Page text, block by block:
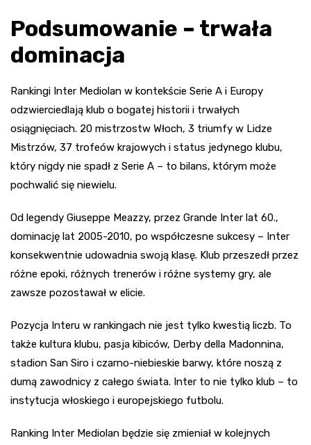
Podsumowanie – trwała
dominacja
Rankingi Inter Mediolan w kontekście Serie A i Europy
odzwierciedlają klub o bogatej historii i trwałych
osiągnięciach. 20 mistrzostw Włoch, 3 triumfy w Lidze
Mistrzów, 37 trofeów krajowych i status jedynego klubu,
który nigdy nie spadł z Serie A – to bilans, którym może
pochwalić się niewielu.
Od legendy Giuseppe Meazzy, przez Grande Inter lat 60.,
dominację lat 2005-2010, po współczesne sukcesy – Inter
konsekwentnie udowadnia swoją klasę. Klub przeszedł przez
różne epoki, różnych trenerów i różne systemy gry, ale
zawsze pozostawał w elicie.
Pozycja Interu w rankingach nie jest tylko kwestią liczb. To
także kultura klubu, pasja kibiców, Derby della Madonnina,
stadion San Siro i czarno-niebieskie barwy, które noszą z
dumą zawodnicy z całego świata. Inter to nie tylko klub – to
instytucja włoskiego i europejskiego futbolu.
Ranking Inter Mediolan będzie się zmieniał w kolejnych